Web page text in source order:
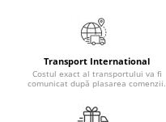
Starea de bine
Terapii Alternative
Transport International
Costul exact al transportului va fi
comunicat după plasarea comenzii.